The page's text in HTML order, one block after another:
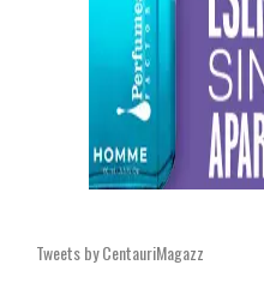
Tweets by CentauriMagazz